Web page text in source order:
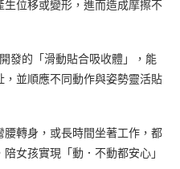
位移或變形，進而造成摩擦不
發的「滑動貼合吸收體」，能
並順應不同動作與姿勢靈活貼
轉身，或長時間坐著工作，都
女孩實現「動．不動都安心」